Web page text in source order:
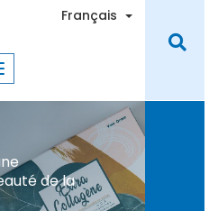
Français Toggle
de